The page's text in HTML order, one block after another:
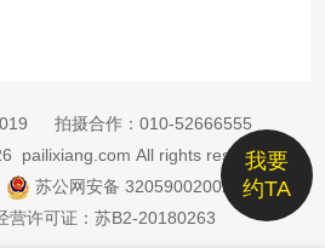
我要
约TA
拍摄合作： 010-52666555
pailixiang.com All rights reserved
苏公网安备 32059002002885号
营许可证：苏B2-20180263